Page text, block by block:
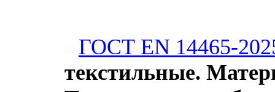
ГОСТ EN 14465-
текстильные.